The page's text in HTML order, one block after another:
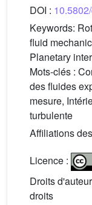
DOI :
Keywords:
fluid
Planetary
Mots-clés :
des fluides
mesure,
turbulente
Affiliations
Licence :
Droits
droits